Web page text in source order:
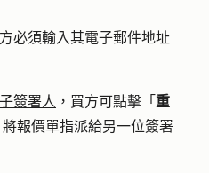
方必須輸入其電子郵件地址
簽署人 ，買方可點擊「 重
將報價單指派給另一位簽署